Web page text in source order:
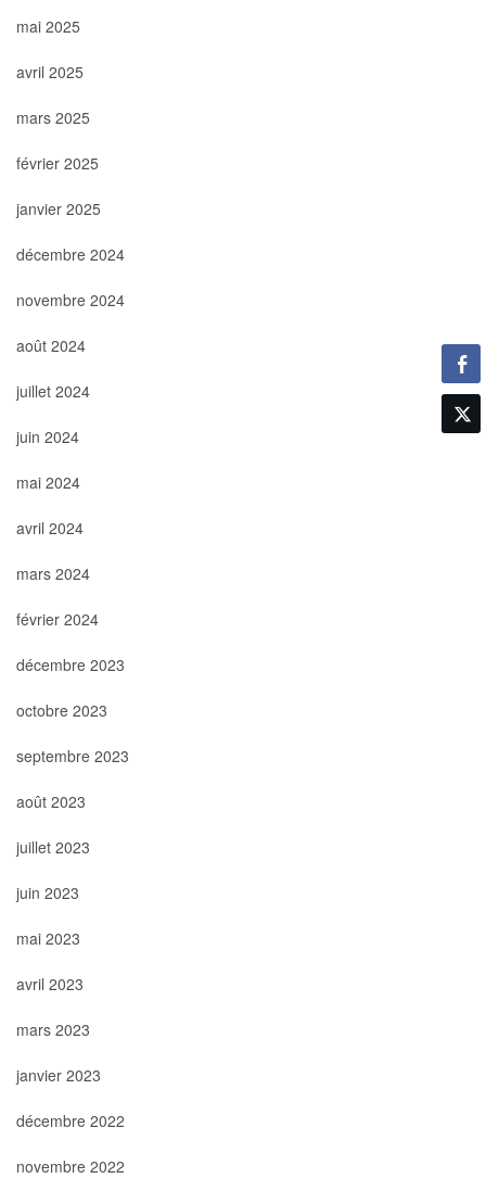
mai 2025
avril 2025
mars 2025
février 2025
janvier 2025
décembre 2024
novembre 2024
août 2024
juillet 2024
juin 2024
mai 2024
avril 2024
mars 2024
février 2024
décembre 2023
octobre 2023
septembre 2023
août 2023
juillet 2023
juin 2023
mai 2023
avril 2023
mars 2023
janvier 2023
décembre 2022
novembre 2022